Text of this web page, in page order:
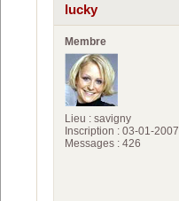
lucky
Membre
Lieu : savigny
Inscription : 03-01-2007
Messages : 426